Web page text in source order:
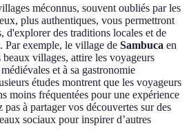
méconnus, souvent oubliés par les
plus authentiques, vous permettront
d'explorer des traditions locales et de
Par exemple, le village de Sambuca en
villages, attire les voyageurs
et à sa gastronomie
études montrent que les voyageurs
moins fréquentées pour une expérience
à partager vos découvertes sur des
sociaux pour inspirer d’autres